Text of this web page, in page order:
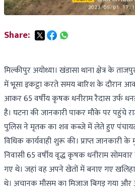
Share:
मिल्कीपुर अयोध्या। खंडासा थाना क्षेत्र के
में भूसा इकट्ठा करते समय बारिश के दौरान
आकर 65 वर्षीय कृषक धनीराम रैदास उर्फ
है। घटना की जानकारी पाकर मौके पर पहुंचे
पुलिस ने मृतक का शव कब्जे में लेते हुए
विधिक कार्यवाही शुरू की। प्राप्त जानकारी
निवासी 65 वर्षीय वृद्ध कृषक धनीराम
गए थे। जहां वह अपने खेतों में बनाए गए
थे। अचानक मौसम का मिजाज बिगड़ गया